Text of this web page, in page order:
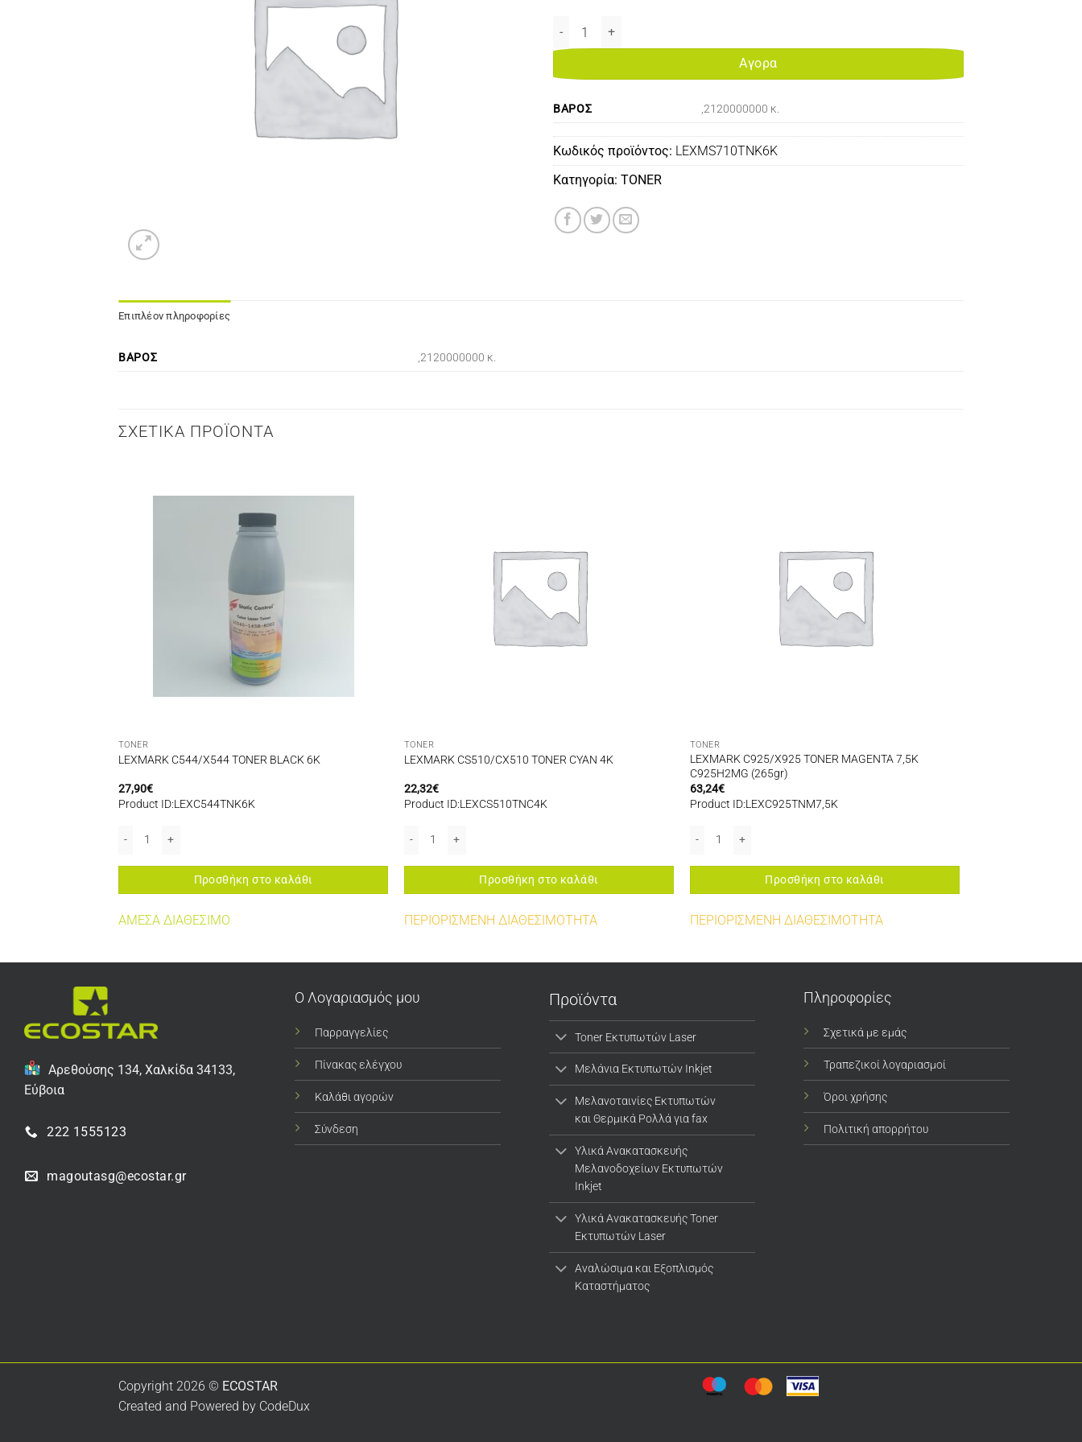
LEXMARK MS710/711/810/811/812 TONER BLACK 6K 52D2000 ποσότητα
Αγορα
ΒΆΡΟΣ ,2120000000 κ.
Κωδικός προϊόντος: LEXMS710TNK6K
Κατηγορία: TONER
Επιπλέον πληροφορίες
ΒΆΡΟΣ ,2120000000 κ.
ΣΧΕΤΙΚΆ ΠΡΟΪΌΝΤΑ
TONER
LEXMARK C544/X544 TONER BLACK 6K
27,90€
Product ID:LEXC544TNK6K
Προσθήκη στο καλάθι
ΑΜΕΣΑ ΔΙΑΘΕΣΙΜΟ
TONER
LEXMARK CS510/CX510 TONER CYAN 4K
22,32€
Product ID:LEXCS510TNC4K
Προσθήκη στο καλάθι
ΠΕΡΙΟΡΙΣΜΕΝΗ ΔΙΑΘΕΣΙΜΟΤΗΤΑ
TONER
LEXMARK C925/X925 TONER MAGENTA 7,5K
C925H2MG (265gr)
63,24€
Product ID:LEXC925TNM7,5K
Προσθήκη στο καλάθι
ΠΕΡΙΟΡΙΣΜΕΝΗ ΔΙΑΘΕΣΙΜΟΤΗΤΑ
Αρεθούσης 134, Χαλκίδα 34133,
Εύβοια
222 1555123
magoutasg@ecostar.gr
Ο Λογαριασμός μου
Παρραγγελίες
Πίνακας ελέγχου
Καλάθι αγορών
Σύνδεση
Προϊόντα
Toner Εκτυπωτών Laser
Μελάνια Εκτυπωτών Inkjet
Μελανοταινίες Εκτυπωτών
και Θερμικά Ρολλά για fax
Υλικά Ανακατασκευής
Μελανοδοχείων Εκτυπωτών
Inkjet
Υλικά Ανακατασκευής Toner
Εκτυπωτών Laser
Αναλώσιμα και Εξοπλισμός
Καταστήματος
Πληροφορίες
Σχετικά με εμάς
Τραπεζικοί λογαριασμοί
Όροι χρήσης
Πολιτική απορρήτου
Copyright 2026 © ECOSTAR
Created and Powered by CodeDux